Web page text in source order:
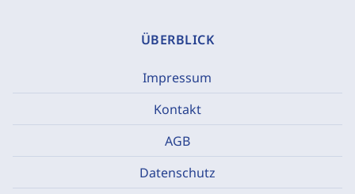
ÜBERBLICK
Impressum
Kontakt
AGB
Datenschutz